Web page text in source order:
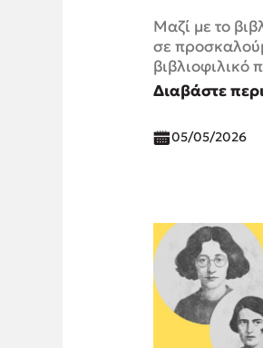
Μαζί με το
σε
βιβλιοφιλικό
Διαβάστε
05/05/2026